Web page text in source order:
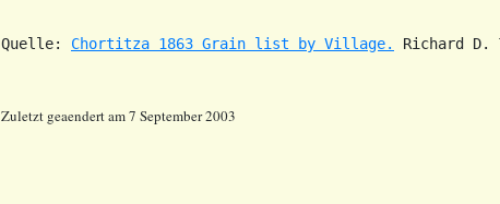
Quelle: Chortitza 1863 Grain list by Village.
Zuletzt geaendert am 7 September 2003